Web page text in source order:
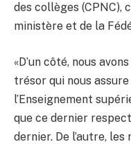
des collèges (CPNC),
ministère et de la
«D’un côté, nous
trésor qui nous
l’Enseignement
que ce dernier
dernier. De l’autre,